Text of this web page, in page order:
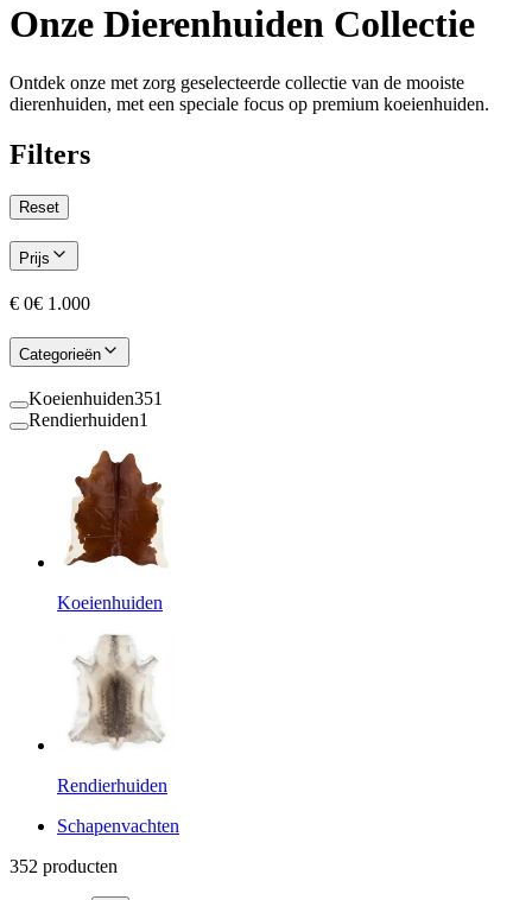
Onze Dierenhuiden Collectie
Ontdek onze met zorg geselecteerde collectie van de mooiste
dierenhuiden, met een speciale focus op premium koeienhuiden.
Filters
Reset
Prijs
€ 0€ 1.000
Categorieën
Koeienhuiden351
Rendierhuiden1
Koeienhuiden
Rendierhuiden
Schapenvachten
352 producten